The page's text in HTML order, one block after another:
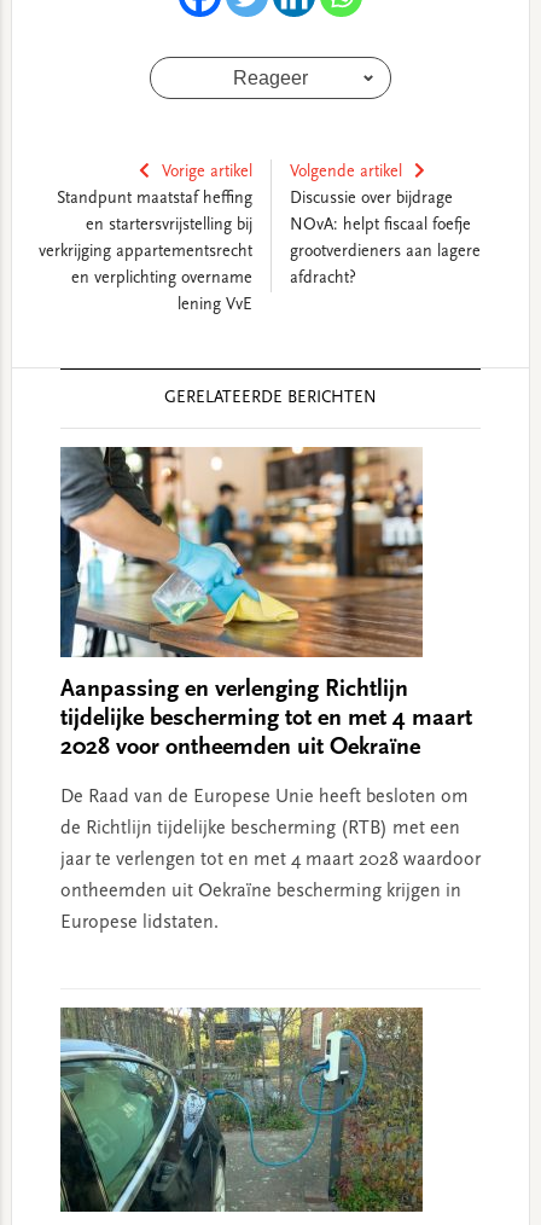
Reageer
Vorige artikel
Standpunt maatstaf heffing
en startersvrijstelling bij
verkrijging appartementsrecht
en verplichting overname
lening VvE
Volgende artikel
Discussie over bijdrage
NOvA: helpt fiscaal foefje
grootverdieners aan lagere
afdracht?
GERELATEERDE BERICHTEN
Aanpassing en verlenging Richtlijn
tijdelijke bescherming tot en met 4 maart
2028 voor ontheemden uit Oekraïne
De Raad van de Europese Unie heeft besloten om
de Richtlijn tijdelijke bescherming (RTB) met een
jaar te verlengen tot en met 4 maart 2028 waardoor
ontheemden uit Oekraïne bescherming krijgen in
Europese lidstaten.